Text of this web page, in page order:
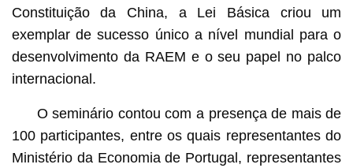
Constituição da China, a Lei Básica criou um
exemplar de sucesso único a nível mundial para o
desenvolvimento da RAEM e o seu papel no palco
internacional.
O seminário contou com a presença de mais de
100 participantes, entre os quais representantes do
Ministério da Economia de Portugal, representantes